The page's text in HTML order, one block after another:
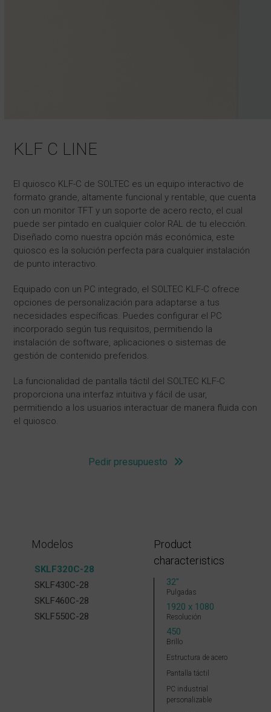
KLF C LINE
El quiosco KLF-C de SOLTEC es un equipo interactivo de
formato grande, altamente funcional y rentable, que cuenta
con un monitor TFT y un soporte de acero recto, el cual
puede ser pintado en cualquier color RAL de tu elección.
Diseñado como nuestra opción más económica, este
quiosco es la solución perfecta para cualquier instalación
de punto interactivo.
Equipado con un PC integrado, el SOLTEC KLF-C ofrece
opciones de personalización para adaptarse a tus
necesidades específicas. Puedes configurar el PC
incorporado según tus requisitos, permitiendo la
instalación de software, aplicaciones o sistemas de
gestión de contenido preferidos.
La funcionalidad de pantalla táctil del SOLTEC KLF-C
proporciona una interfaz intuitiva y fácil de usar,
permitiendo a los usuarios interactuar de manera fluida con
el quiosco.
Pedir presupuesto
Modelos
SKLF320C-28
SKLF430C-28
SKLF460C-28
SKLF550C-28
Product
characteristics
32″
Pulgadas
1920 x 1080
Resolución
450
Brillo
Estructura de acero
Pantalla táctil
PC industrial
personalizable